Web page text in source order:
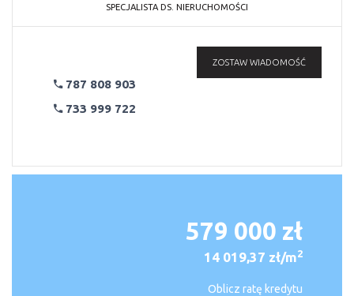
SPECJALISTA DS. NIERUCHOMOŚCI
787 808 903
733 999 722
ZOSTAW WIADOMOŚĆ
579 000 zł
14 019,37 zł/m2
Oblicz ratę kredytu